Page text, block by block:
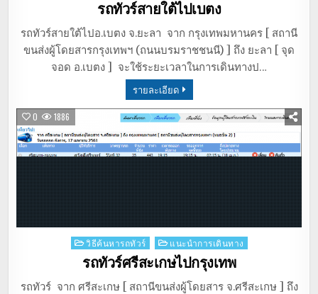
รถทัวร์สายใต้ไปเบตง
รถทัวร์สายใต้ไปอ.เบตง จ.ยะลา จาก กรุงเทพมหานคร [ สถานี
ขนส่งผู้โดยสารกรุงเทพฯ (ถนนบรมราชชนนี) ] ถึง ยะลา [ จุด
จอด อ.เบตง ] จะใช้ระยะเวลาในการเดินทางป…
รายละเอียด
0 1886
Posted
วิธีค้นหารถทัวร์ แนะนำการเดินทาง
รถทัวร์ศรีสะเกษไปกรุงเทพ
รถทัวร์ จาก ศรีสะเกษ [ สถานีขนส่งผู้โดยสาร จ.ศรีสะเกษ ] ถึง